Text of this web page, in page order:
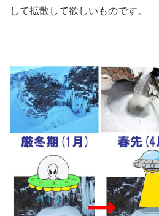
して拡散して欲しいものです。